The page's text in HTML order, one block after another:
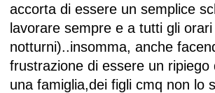
accorta di essere un semplice
lavorare sempre e a tutti gli
notturni)..insomma, anche
frustrazione di essere un
una famiglia,dei figli cmq non lo